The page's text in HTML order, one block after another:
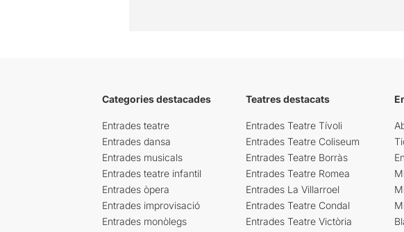
Categories destacades
Entrades teatre
Entrades dansa
Entrades musicals
Entrades teatre infantil
Entrades òpera
Entrades improvisació
Entrades monòlegs
Teatres destacats
Entrades Teatre Tívoli
Entrades Teatre Coliseum
Entrades Teatre Borràs
Entrades Teatre Romea
Entrades La Villarroel
Entrades Teatre Condal
Entrades Teatre Victòria